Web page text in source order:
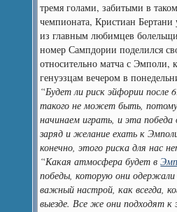
тремя голами, забитыми в
чемпионата, Кристиан Бертани
из главным любимцев
номер Сампдории поделился
относительно матча с Эмполи,
генуэзцам вечером в
“Будет ли риск эйфории после
такого не может быть,
начинаем играть, и эта
заряд и желание ехать к
конечно, этого риска для нас
“Какая атмосфера будет в
победы, которую они
важный настрой, как всегда,
выезде. Все же они подходят к